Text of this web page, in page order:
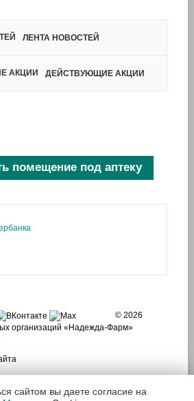
ЛЕНТА НОВОСТЕЙ
ДЕЙСТВУЮЩИЕ АКЦИИ
помещение под аптеку
© 2026
организаций «Надежда-Фарм»
сайтом вы даете согласие на